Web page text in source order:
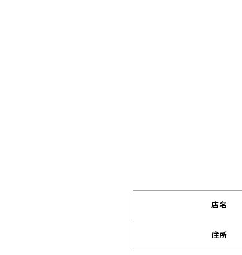
店名
住所